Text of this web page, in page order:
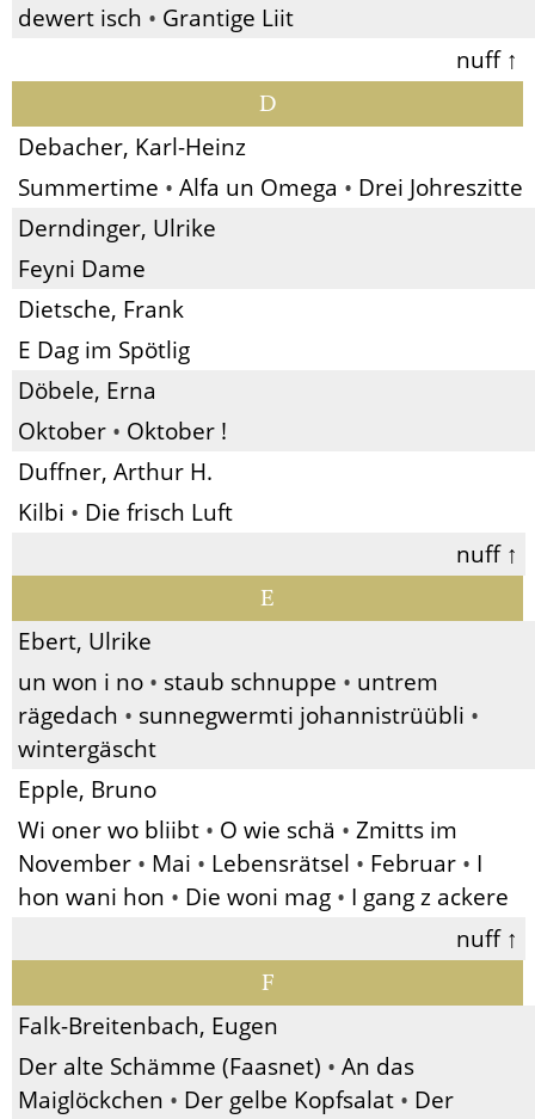
dewert isch • Grantige Liit
nuff ↑
D
Debacher, Karl-Heinz
Summertime • Alfa un Omega • Drei Johreszitte
Derndinger, Ulrike
Feyni Dame
Dietsche, Frank
E Dag im Spötlig
Döbele, Erna
Oktober • Oktober !
Duffner, Arthur H.
Kilbi • Die frisch Luft
nuff ↑
E
Ebert, Ulrike
un won i no • staub schnuppe • untrem
rägedach • sunnegwermti johannistrüübli •
wintergäscht
Epple, Bruno
Wi oner wo bliibt • O wie schä • Zmitts im
November • Mai • Lebensrätsel • Februar • I
hon wani hon • Die woni mag • I gang z ackere
nuff ↑
F
Falk-Breitenbach, Eugen
Der alte Schämme (Faasnet) • An das
Maiglöckchen • Der gelbe Kopfsalat • Der